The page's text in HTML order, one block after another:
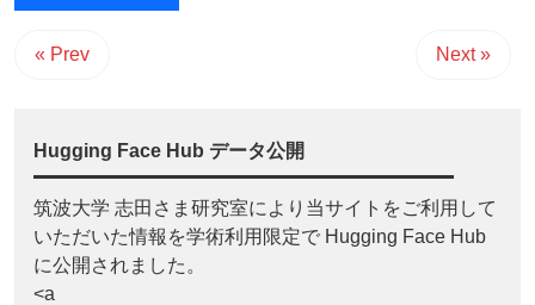
« Prev Next »
Hugging Face Hub データ公開
筑波大学 志田さま研究室により当サイトをご利用して
いただいた情報を学術利用限定で Hugging Face Hub
に公開されました。
<a